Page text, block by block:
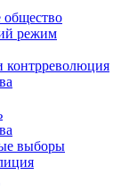
общество
режим
контрреволюция
выборы